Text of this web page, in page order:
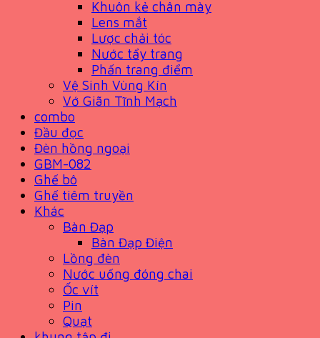
Khuôn kẻ chân mày
Lens mắt
Lược chải tóc
Nước tẩy trang
Phấn trang điểm
Vệ Sinh Vùng Kín
Vớ Giãn Tĩnh Mạch
combo
Đầu đọc
Đèn hồng ngoại
GBM-082
Ghế bô
Ghế tiêm truyền
Khác
Bàn Đạp
Bàn Đạp Điện
Lồng đèn
Nước uống đóng chai
Ốc vít
Pin
Quạt